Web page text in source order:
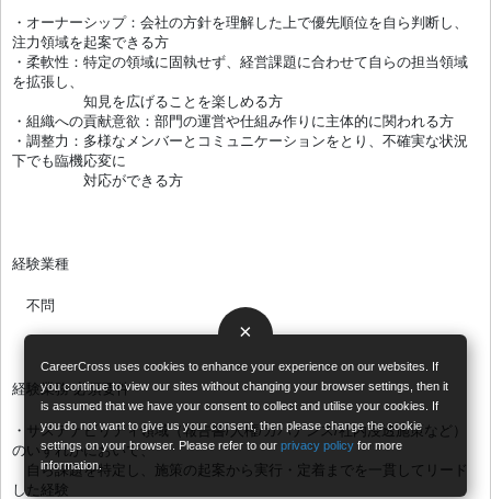
×
CareerCross uses cookies to enhance your experience on our websites. If
you continue to view our sites without changing your browser settings, then it
is assumed that we have your consent to collect and utilise your cookies. If
you do not want to give us your consent, then please change the cookie
settings on your browser. Please refer to ourprivacy policy for more
information.
・オーナーシップ：会社の方針を理解した上で優先順位を自ら判断し、
注力領域を起案できる方
・柔軟性：特定の領域に固執せず、経営課題に合わせて自らの担当領域
を拡張し、
知見を広げることを楽しめる方
・組織への貢献意欲：部門の運営や仕組み作りに主体的に関われる方
・調整力：多様なメンバーとコミュニケーションをとり、不確実な状況
下でも臨機応変に
対応ができる方
経験業種
不問
経験業務-必須要件
・サステナビリティ領域（報告書/人権/ガバナンス/社内浸透施策など）
のいずれかにおいて、
自ら課題を特定し、施策の起案から実行・定着までを一貫してリード
した経験